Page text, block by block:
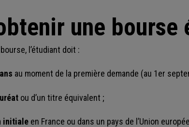
une bourse
l’étudiant doit :
au moment de la première demande (au 1er
ou d’un titre équivalent ;
initiale en France ou dans un pays de l’Union